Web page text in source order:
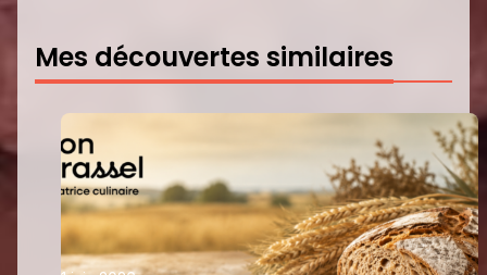
Mes découvertes similaires